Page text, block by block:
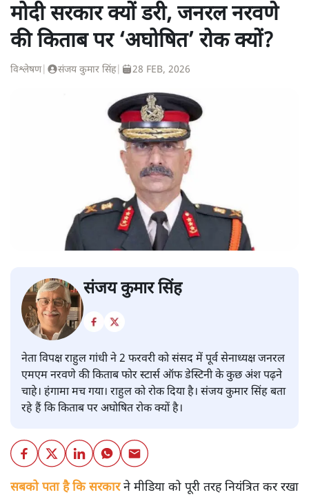
मोदी सरकार क्यों डरी, जनरल नरवणे
की किताब पर ‘अघोषित’ रोक क्यों?
विश्लेषण| संजय कुमार सिंह| 28 FEB, 2026
संजय कुमार सिंह
नेता विपक्ष राहुल गांधी ने 2 फरवरी को संसद में पूर्व सेनाध्यक्ष जनरल
एमएम नरवणे की किताब फोर स्टार्स ऑफ डेस्टिनी के कुछ अंश पढ़ने
चाहे। हंगामा मच गया। राहुल को रोक दिया है। संजय कुमार सिंह बता
रहे हैं कि किताब पर अघोषित रोक क्यों है।
सबको पता है कि सरकारने मीडिया को पूरी तरह नियंत्रित कर रखा